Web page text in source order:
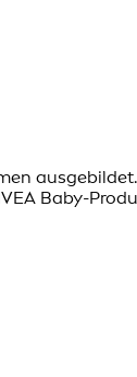
Baby-